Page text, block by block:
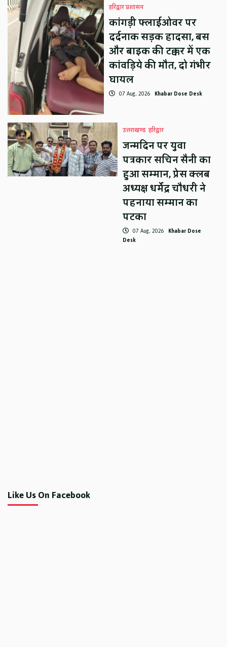
हरिद्वार प्रशासन
कांगड़ी फ्लाईओवर पर
दर्दनाक सड़क हादसा, बस
और बाइक की टक्कर में एक
कांवड़िये की मौत, दो गंभीर
घायल
07 Aug, 2026 Khabar Dose Desk
उत्तराखण्ड हरिद्वार
जन्मदिन पर युवा
पत्रकार सचिन सैनी का
हुआ सम्मान, प्रेस क्लब
अध्यक्ष धर्मेंद्र चौधरी ने
पहनाया सम्मान का
पटका
07 Aug, 2026 Khabar Dose
Desk
Like Us On Facebook